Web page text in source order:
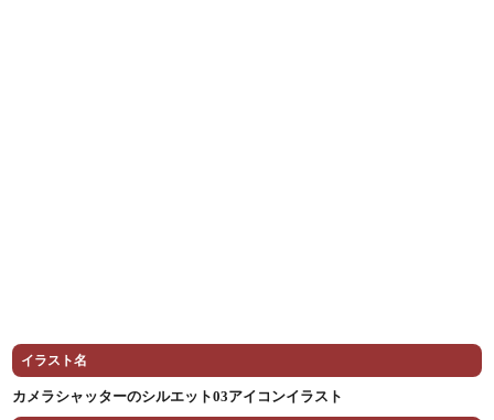
イラスト名
カメラシャッターのシルエット03アイコンイラスト